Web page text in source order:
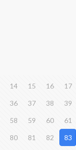
14 15 16 17
36 37 38 39
58 59 60 61
80 81 82 83